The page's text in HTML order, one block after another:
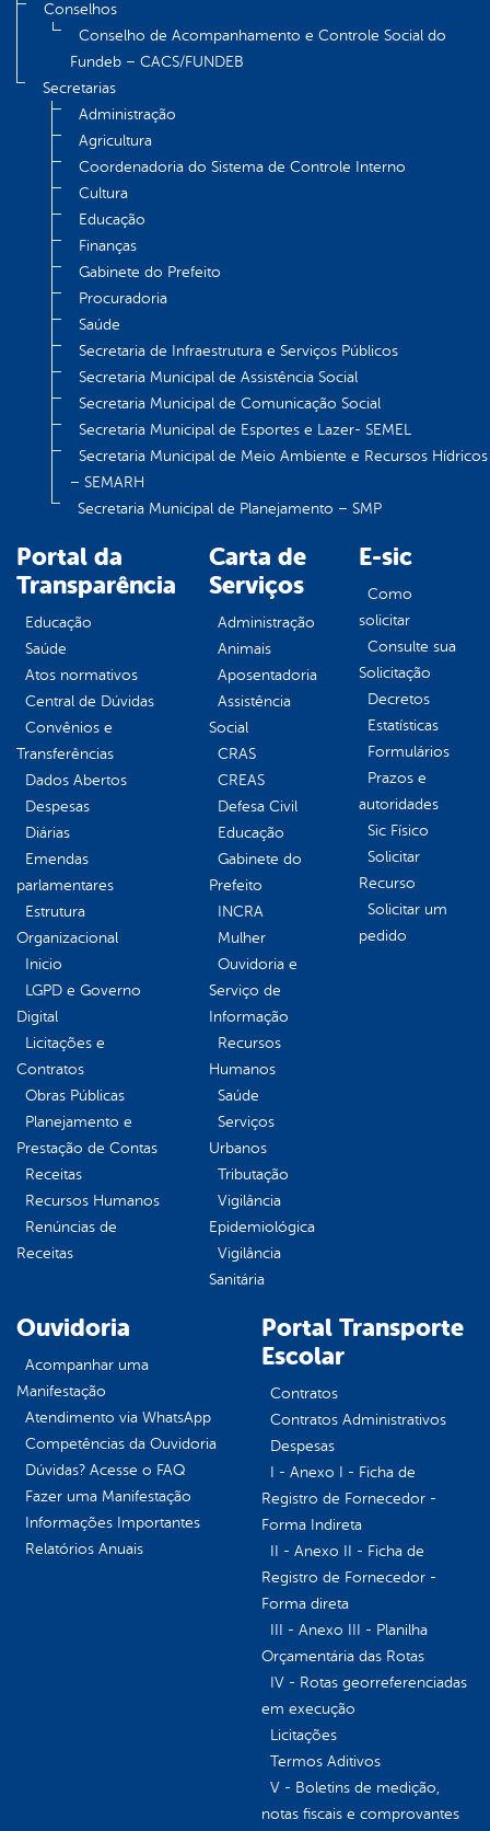
Conselhos
Conselho de Acompanhamento e Controle Social do
Fundeb – CACS/FUNDEB
Secretarias
Administração
Agricultura
Coordenadoria do Sistema de Controle Interno
Cultura
Educação
Finanças
Gabinete do Prefeito
Procuradoria
Saúde
Secretaria de Infraestrutura e Serviços Públicos
Secretaria Municipal de Assistência Social
Secretaria Municipal de Comunicação Social
Secretaria Municipal de Esportes e Lazer- SEMEL
Secretaria Municipal de Meio Ambiente e Recursos Hídricos
– SEMARH
Secretaria Municipal de Planejamento – SMP
Portal da
Transparência
Educação
Saúde
Atos normativos
Central de Dúvidas
Convênios e
Transferências
Dados Abertos
Despesas
Diárias
Emendas
parlamentares
Estrutura
Organizacional
Inicio
LGPD e Governo
Digital
Licitações e
Contratos
Obras Públicas
Planejamento e
Prestação de Contas
Receitas
Recursos Humanos
Renúncias de
Receitas
Carta de
Serviços
Administração
Animais
Aposentadoria
Assistência
Social
CRAS
CREAS
Defesa Civil
Educação
Gabinete do
Prefeito
INCRA
Mulher
Ouvidoria e
Serviço de
Informação
Recursos
Humanos
Saúde
Serviços
Urbanos
Tributação
Vigilância
Epidemiológica
Vigilância
Sanitária
E-sic
Como
solicitar
Consulte sua
Solicitação
Decretos
Estatísticas
Formulários
Prazos e
autoridades
Sic Físico
Solicitar
Recurso
Solicitar um
pedido
Ouvidoria
Acompanhar uma
Manifestação
Atendimento via WhatsApp
Competências da Ouvidoria
Dúvidas? Acesse o FAQ
Fazer uma Manifestação
Informações Importantes
Relatórios Anuais
Portal Transporte
Escolar
Contratos
Contratos Administrativos
Despesas
I - Anexo I - Ficha de
Registro de Fornecedor -
Forma Indireta
II - Anexo II - Ficha de
Registro de Fornecedor -
Forma direta
III - Anexo III - Planilha
Orçamentária das Rotas
IV - Rotas georreferenciadas
em execução
Licitações
Termos Aditivos
V - Boletins de medição,
notas fiscais e comprovantes